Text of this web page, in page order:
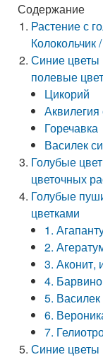
Содержание
Растение с
Колокольчик
Синие цветы
полевые
Цикорий
Горечавка
Василек
Голубые
цветочных
Голубые
цветками
1.
2.
3. Аконит,
4.
5.
6.
7.
Синие цветы